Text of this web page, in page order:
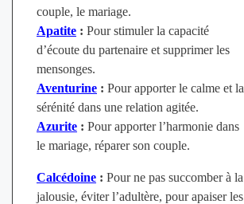
couple, le mariage.
Apatite: Pour stimuler la capacité
d’écoute du partenaire et supprimer les
mensonges.
Aventurine: Pour apporter le calme et la
sérénité dans une relation agitée.
Azurite: Pour apporter l’harmonie dans
le mariage, réparer son couple.
Calcédoine: Pour ne pas succomber à la
jalousie, éviter l’adultère, pour apaiser les